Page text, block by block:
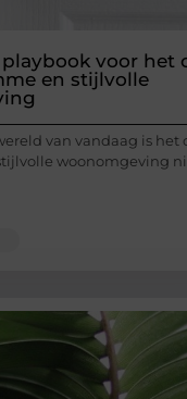
voor het
en stijlvolle
van vandaag is het
woonomgeving